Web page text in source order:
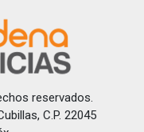
reservados.
C.P. 22045